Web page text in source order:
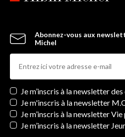
Abonnez-vous aux
Michel
Newsletters
Je m’inscris à la newsletter
Je m'inscris à la newsletter
Je m’inscris à la newsletter
Je m’inscris à la newsletter